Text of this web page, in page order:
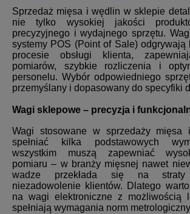
Sprzedaż mięsa i wędlin w sklepie
nie tylko wysokiej jakości
precyzyjnego i wydajnego sprzętu.
systemy POS (Point of Sale) odgrywają
procesie obsługi klienta,
pomiarów, szybkie rozliczenia i
personelu. Wybór odpowiedniego
przemyślany i dopasowany do specyfiki
Wagi sklepowe – precyzja i
Wagi stosowane w sprzedaży mięsa
spełniać kilka podstawowych
wszystkim muszą zapewniać
pomiaru – w branży mięsnej nawet
wadze przekłada się na
niezadowolenie klientów. Dlatego
na wagi elektroniczne z możliwością
spełniają wymagania norm